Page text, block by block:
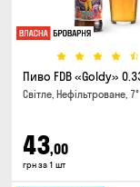
Пиво FDB «Goldy»
Світле, Нефільтроване, 7°
43,00
грн за 1 шт